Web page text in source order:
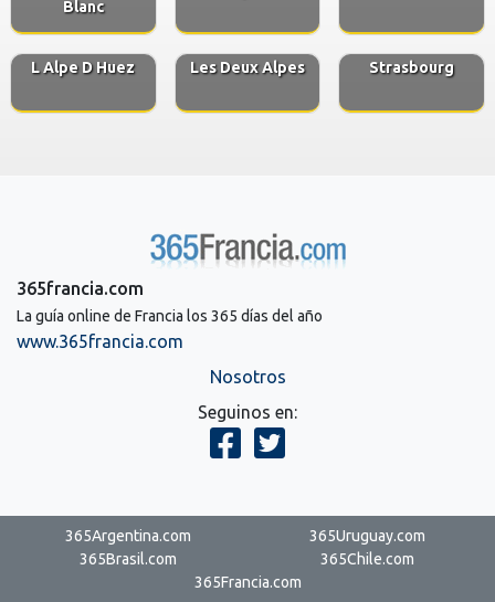
Blanc
L Alpe D Huez Les Deux Alpes Strasbourg
365francia.com
La guía online de Francia los 365 días del año
www.365francia.com
Nosotros
Seguinos en:
365Argentina.com
365Uruguay.com
365Brasil.com
365Chile.com
365Francia.com